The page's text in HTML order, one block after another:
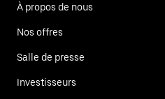
À propos de nous
Nos offres
Salle de presse
Investisseurs